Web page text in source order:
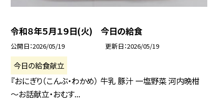
令和８年５月１９日(火) 今日の給食
公開日 2026/05/19 更新日 2026/05/19
今日の給食献立
『おにぎり（こんぶ・わかめ） 牛乳 豚汁 一塩野菜 河内晩柑
～お話献立・おむす...